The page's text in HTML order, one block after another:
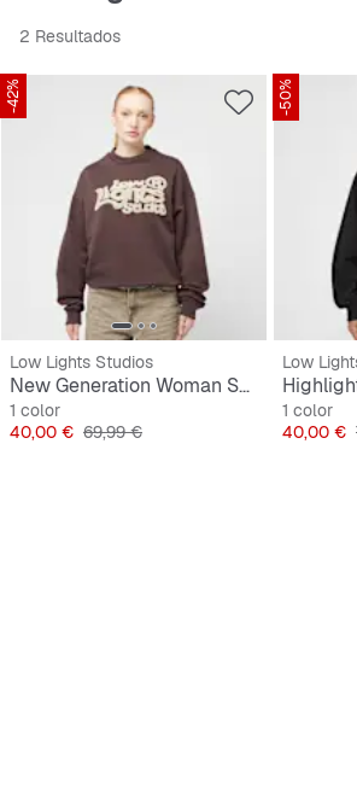
2 Resultados
-42%
Low Lights Studios
New Generation Woman Sweater
1 color
Precio
40,00 € Precio original
69,99 €
-50%
Low
1 color
Precio
40,00 €